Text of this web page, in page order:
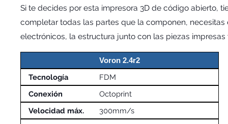
Si te decides por esta impresora 3D de código abierto,
completar todas las partes que la componen,
electrónicos, la estructura junto con las piezas
Voron 2.4r2
Tecnología
FDM
Conexión
Octoprint
Velocidad máx.
300mm/s